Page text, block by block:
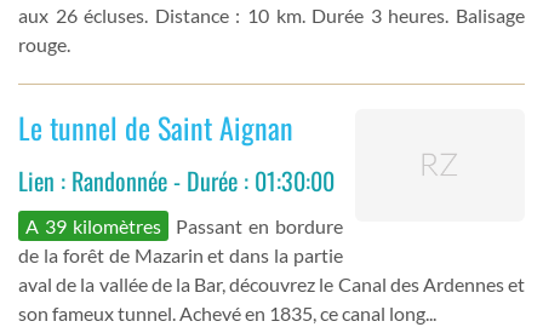
aux 26 écluses. Distance : 10 km. Durée 3 heures. Balisage
rouge.
Le tunnel de Saint Aignan
Lien : Randonnée - Durée : 01:30:00
A 39 kilomètres
Passant en bordure
de la forêt de Mazarin et dans la partie
aval de la vallée de la Bar, découvrez le Canal des Ardennes et
son fameux tunnel. Achevé en 1835, ce canal long...